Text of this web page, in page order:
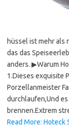
hüssel ist mehr als
das das
anders. ▶Warum
1.Dieses exquisite
Porzellanmeister
durchlaufen,Und
brennen.Extrem
Read More: Hoteck